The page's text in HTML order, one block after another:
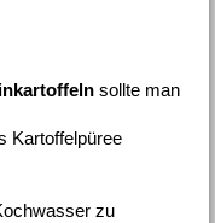
sollte man
Kartoffelpüree
zu